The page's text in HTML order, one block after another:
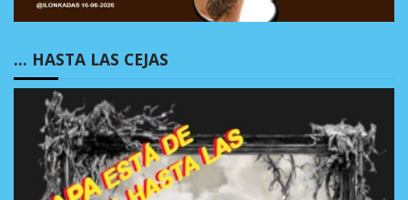
… HASTA LAS CEJAS